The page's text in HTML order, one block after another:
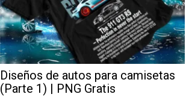
Diseños de autos para camisetas
(Parte 1) | PNG Gratis